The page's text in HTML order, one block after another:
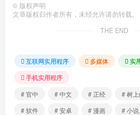
© 版权声明
文章版权归作者所有，未经允许请勿转载。
THE END
互联网实用程序 多媒体 实
手机实用程序
# 官中
# 中文 # 正经 # 树
# 软件
# 安卓 # 漫画 # 小说